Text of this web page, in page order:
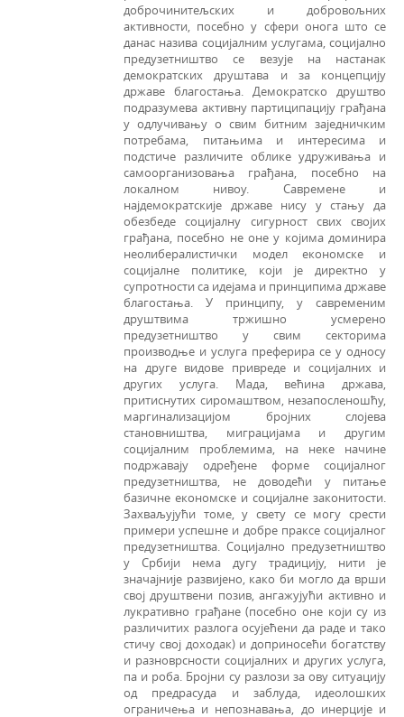
доброчинитељских и добровољних
активности, посебно у сфери онога што се
данас назива социјалним услугама, социјално
предузетништво се везује на настанак
демократских друштава и за концепцију
државе благостања. Демократско друштво
подразумева активну партиципацију грађана
у одлучивању о свим битним заједничким
потребама, питањима и интересима и
подстиче различите облике удруживања и
самоорганизовања грађана, посебно на
локалном нивоу. Савремене и
најдемократскије државе нису у стању да
обезбеде социјалну сигурност свих својих
грађана, посебно не оне у којима доминира
неолибералистички модел економске и
социјалне политике, који је директно у
супротности са идејама и принципима државе
благостања. У принципу, у савременим
друштвима тржишно усмерено
предузетништво у свим секторима
производње и услуга преферира се у односу
на друге видове привреде и социјалних и
других услуга. Мада, већина држава,
притиснутих сиромаштвом, незапосленошћу,
маргинализацијом бројних слојева
становништва, миграцијама и другим
социјалним проблемима, на неке начине
подржавају одређене форме социјалног
предузетништва, не доводећи у питање
базичне економске и социјалне законитости.
Захваљујући томе, у свету се могу срести
примери успешне и добре праксе социјалног
предузетништва. Социјално предузетништво
у Србији нема дугу традицију, нити је
значајније развијено, како би могло да врши
свој друштвени позив, ангажујући активно и
лукративно грађане (посебно оне који су из
различитих разлога осујећени да раде и тако
стичу свој доходак) и доприносећи богатству
и разноврсности социјалних и других услуга,
па и роба. Бројни су разлози за ову ситуацију
од предрасуда и заблуда, идеолошких
ограничења и непознавања, до инерције и